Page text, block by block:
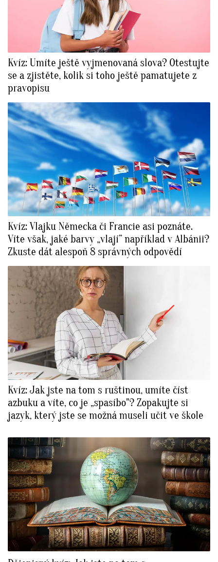
Kvíz: Umíte ještě vyjmenovaná slova? Otestujte
se a zjistěte, kolik si toho ještě pamatujete z
pravopisu
Kvíz: Vlajku Německa či Francie asi poznáte.
Víte však, jaké barvy „vlají” například v Albánii?
Zkuste dát alespoň 8 správných odpovědí
Kvíz: Jak jste na tom s ruštinou, umíte číst
azbuku a víte, co je „spasíbo"? Zopakujte si
jazyk, který jste se možná museli učit ve škole